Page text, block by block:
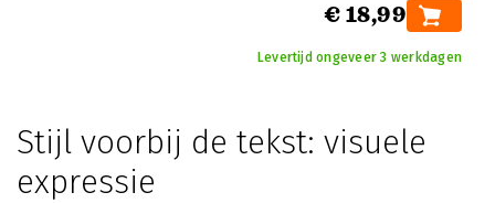
€ 18,99
Levertijd ongeveer 3 werkdagen
Stijl voorbij de tekst: visuele
expressie